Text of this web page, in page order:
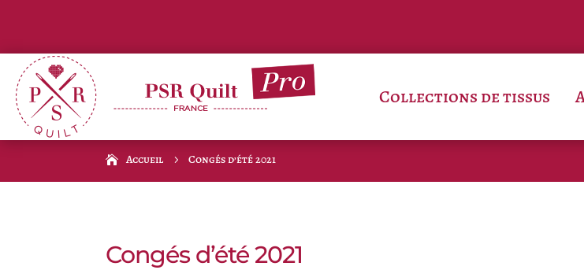
Collections de tissus
Accueil 5 Congés d’été 2021
Congés d’été 2021